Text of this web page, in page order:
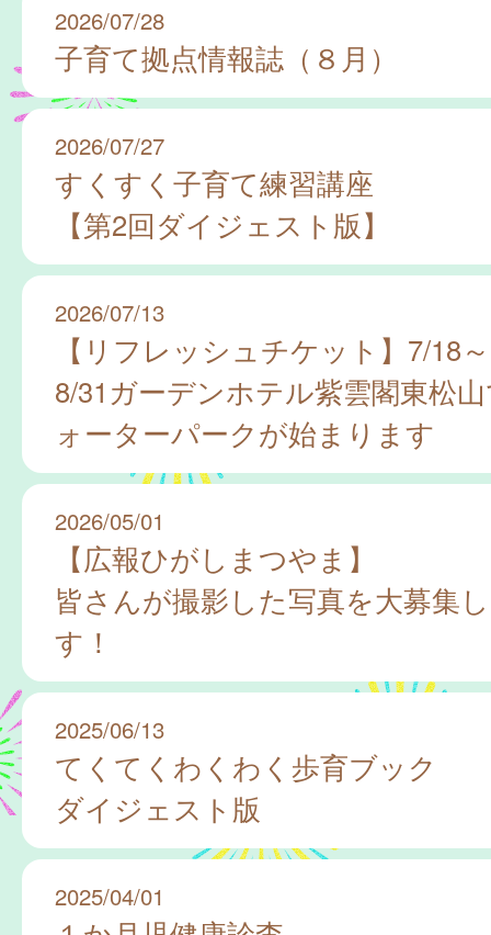
2026/07/28
子育て拠点情報誌（８月）
2026/07/27
すくすく子育て練習講座
【第2回ダイジェスト版】
2026/07/13
【リフレッシュチケット】7/18～
8/31ガーデンホテル紫雲閣東松
ォーターパークが始まります
2026/05/01
【広報ひがしまつやま】
皆さんが撮影した写真を大募集
す！
2025/06/13
てくてくわくわく歩育ブック
ダイジェスト版
2025/04/01